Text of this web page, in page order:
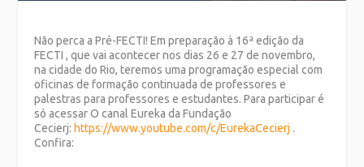
Não perca a Pré-FECTI! Em preparação à 16ª edição da
FECTI , que vai acontecer nos dias 26 e 27 de novembro,
na cidade do Rio, teremos uma programação especial com
oficinas de formação continuada de professores e
palestras para professores e estudantes. Para participar é
só acessar O canal Eureka da Fundação
Cecierj:https://www.youtube.com/c/EurekaCecierj .
Confira: